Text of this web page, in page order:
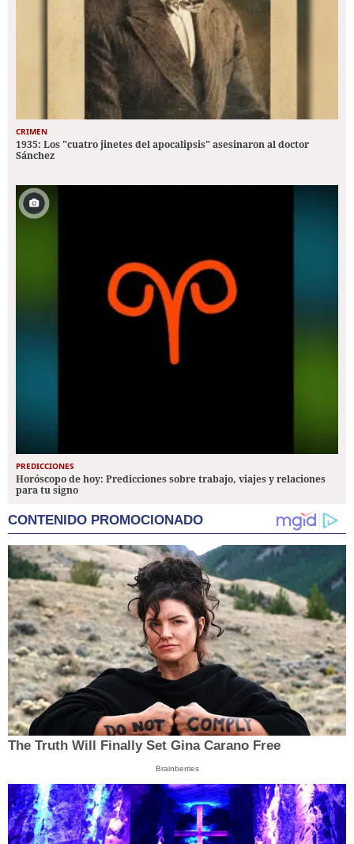
CRIMEN
1935: Los "cuatro jinetes del apocalipsis" asesinaron al doctor
Sánchez
PREDICCIONES
Horóscopo de hoy: Predicciones sobre trabajo, viajes y relaciones
para tu signo
CONTENIDO PROMOCIONADO
The Truth Will Finally Set Gina Carano Free
Brainberries